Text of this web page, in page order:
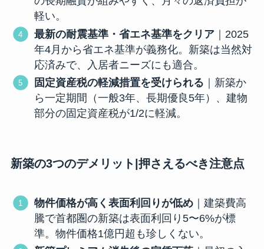
軽い。
最新の耐震基準・省エネ基準をクリア ｜2025
年4月から省エネ基準が義務化。新築は当然対
応済みで、入居者ニーズにも適合。
固定資産税の軽減措置を受けられる ｜新築か
ら一定期間（一般3年、長期優良5年）、建物
部分の固定資産税が1/2に軽減。
新築の3つのデメリット|押さえるべき注意点
物件価格が高く表面利回りが低め ｜建築費高
騰で首都圏の新築は表面利回り5〜6%が標
準。物件価格1億円超も珍しくない。